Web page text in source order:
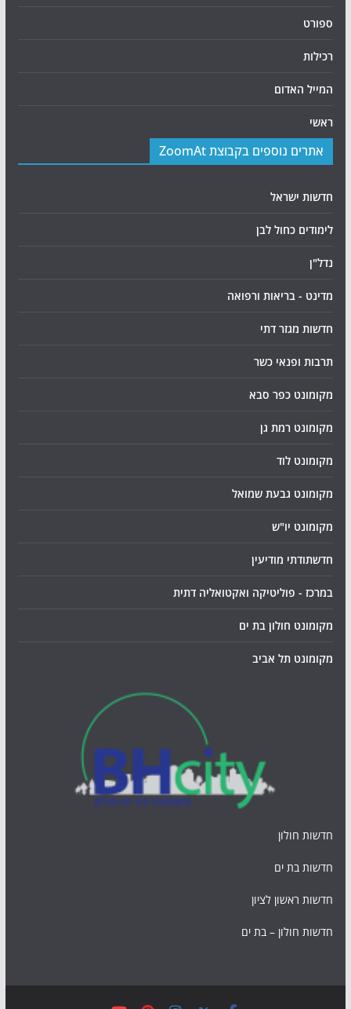
ספורט
רכילות
המייל האדום
ראשי
אתרים נוספים בקבוצת ZoomAt
חדשות ישראל
לימודים כחול לבן
נדל"ן
מדינט - בריאות ורפואה
חדשות מגזר דתי
תרבות ופנאי כשר
מקומונט כפר סבא
מקומונט רמת גן
מקומונט לוד
מקומונט גבעת שמואל
מקומונט יו"ש
חדשתודתי מודיעין
במרכז - פוליטיקה ואקטואליה דתית
מקומונט חולון בת ים
מקומונט תל אביב
חדשות חולון
חדשות בת ים
חדשות ראשון לציון
חדשות חולון – בת ים